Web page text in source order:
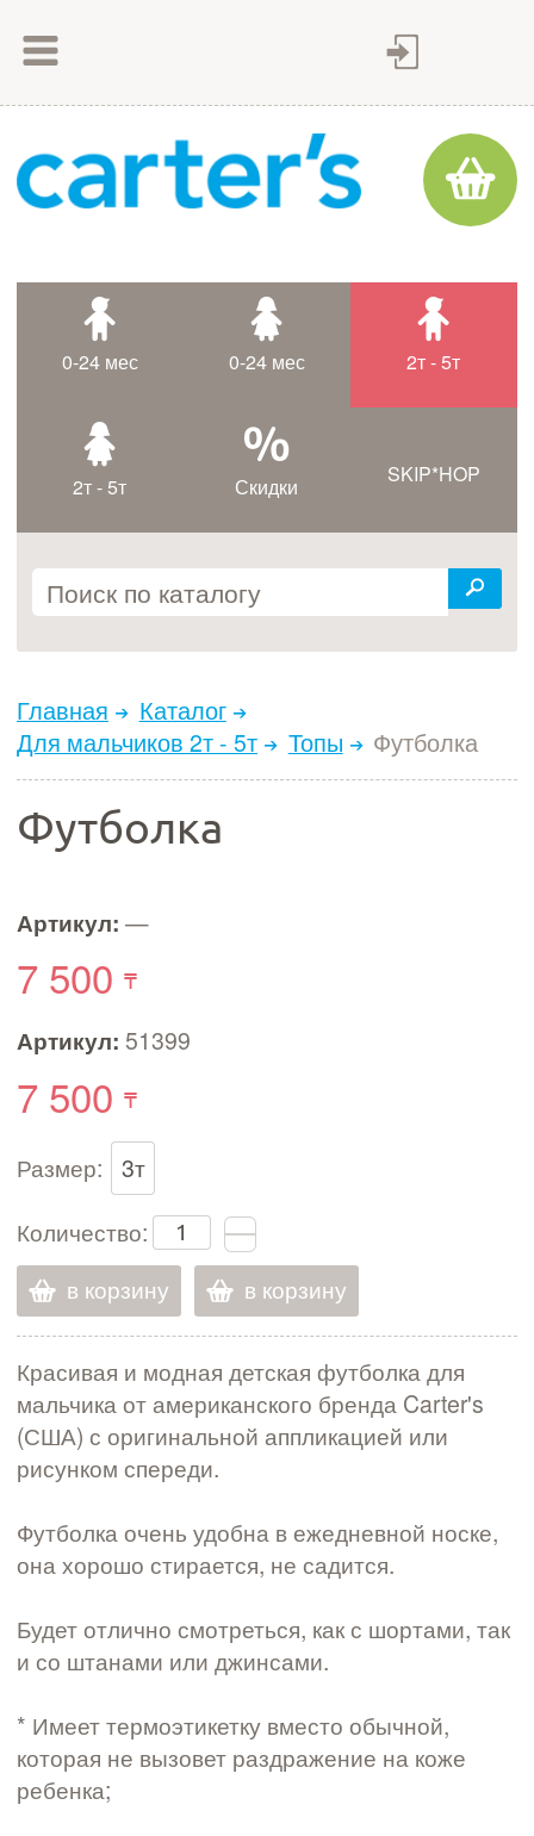
Как оплатить
Доставка товара
Контакты
0-24 мес 0-24 мес 2т - 5т
2т - 5т Скидки SKIP*HOP
Главная
Каталог
Для мальчиков 2т - 5т
Топы Футболка
Футболка
Артикул: —
7 500
Артикул: 51399
7 500
Размер:
3т
Количество:
в корзину
в корзину
Красивая и модная детская футболка для
мальчика от американского бренда Carter's
(США) с оригинальной аппликацией или
рисунком спереди.
Футболка очень удобна в ежедневной носке,
она хорошо стирается, не садится.
Будет отлично смотреться, как с шортами, так
и со штанами или джинсами.
* Имеет термоэтикетку вместо обычной,
которая не вызовет раздражение на коже
ребенка;